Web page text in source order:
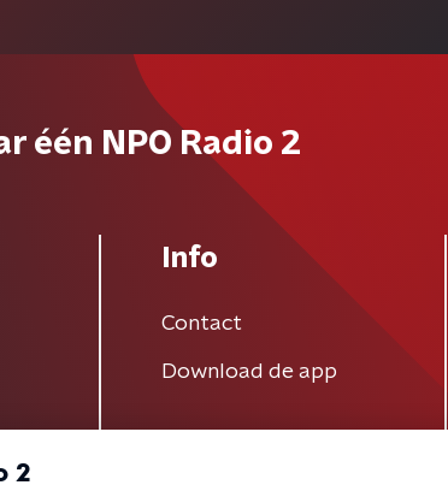
één NPO Radio 2
Info
Contact
Download de app